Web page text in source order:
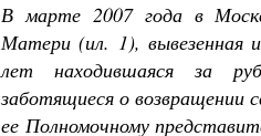
В марте 2007 года в
Матери(ил. 1), вывезенная
лет находившаяся за
заботящиеся о возвращении
ее Полномочному